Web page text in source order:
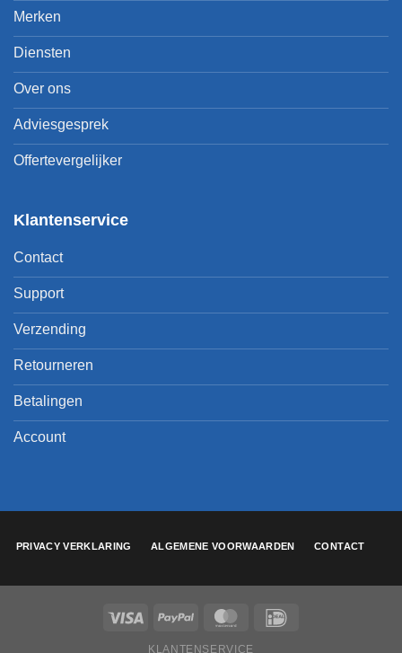
Merken
Diensten
Over ons
Adviesgesprek
Offertevergelijker
Klantenservice
Contact
Support
Verzending
Retourneren
Betalingen
Account
PRIVACY VERKLARING ALGEMENE VOORWAARDEN CONTACT
KLANTENSERVICE